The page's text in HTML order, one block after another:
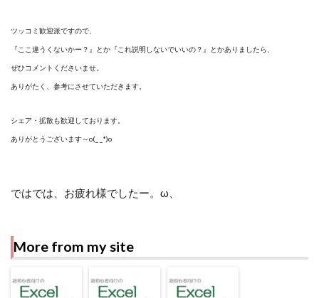
ツッコミ歓迎派ですので、
『ここ違うくないかー？』とか『これ説明しないでいいの？』とかありましたら、
ぜひコメントくださいませ。
ありがたく、参考にさせていただきます。
シェア・拡散も歓迎しております。
ありがとうございます～o(_ _*)o
ではでは、お疲れ様でしたー。ω、
More from my site